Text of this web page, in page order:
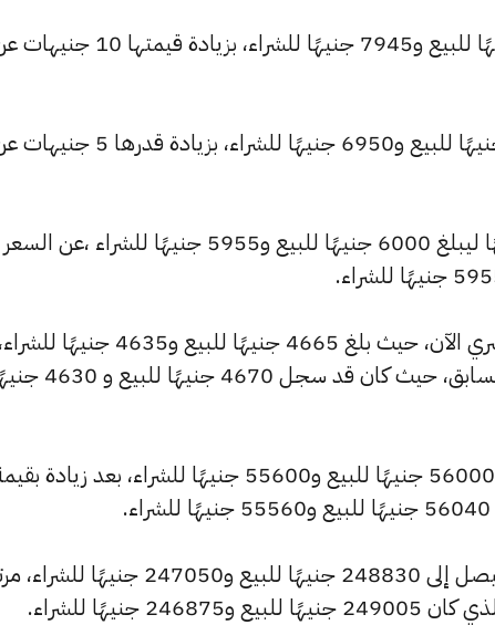
ارتفع سعر عيار 24 ليصل إلى 8000 جنيهًا للبيع و7945 جنيهًا
كما ارتفع سعر عيار 21 ليسجل 7000 جنيهًا للبيع و6950 جنيهًا للشراء، بزيادة
وشهد سعر عيار 18 تراجعًا بقيمة 0 جنيهًا ليبلغ 6000 جنيهًا للبيع و5955 جنيهًا للشراء ،عن السعر
وشهد سعر عيار 14 ارتفاعًا بالسوق المصري الآن، حيث بلغ 4665 جنيهًا للبيع و4635 جنيهًا للشراء،
مرتفعًا بمقدار 5 جنيهات عن التحديث السابق، حيث كان قد سجل
كما سجل سعر الأونصة بالجنيه ارتفاعًا ليصل إلى 248830 جنيهًا للبيع و247050